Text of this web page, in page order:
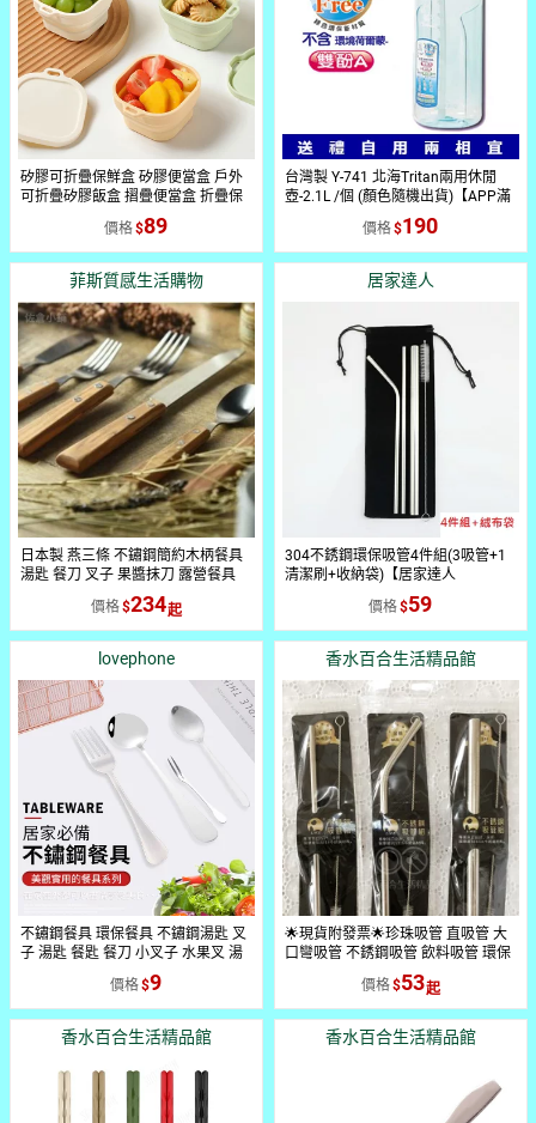
矽膠可折疊保鮮盒 矽膠便當盒 戶外
可折疊矽膠飯盒 摺疊便當盒 折疊保
鮮盒 矽膠摺疊碗 微波便當盒 便當盒
價格 89
台灣製 Y-741 北海Tritan兩用休閒
壺-2.1L /個 (顏色隨機出貨)【APP滿
額下單10%點數(單一帳號最高1500
點)】8/31止價格 190
菲斯質感生活購物
日本製 燕三條 不鏽鋼簡約木柄餐具
湯匙 餐刀 叉子 果醬抹刀 露營餐具
質感餐具 簡約 工業風 - 日本製 不鏽
鋼 不銹鋼 餐具 湯匙 叉子 餐刀 刀子
抹刀 果醬抹刀 廚房用品 露營餐具 環
保餐具 木柄 燕三條 日本進口 日本
代購 日本代購
價格 234
居家達人
304不銹鋼環保吸管4件組(3吸管+1
清潔刷+收納袋)【居家達人
價格 59
lovephone
不鏽鋼餐具 環保餐具 不鏽鋼湯匙 叉
子 湯匙 餐匙 餐刀 小叉子 水果叉 湯
勺 餐具 不鏽鋼小叉子 【A4037】
價格 9
香水百合生活精品館
🌟現貨附發票🌟珍珠吸管 直吸管 大
口彎吸管 不銹鋼吸管 飲料吸管 環保
吸管 吸管清潔刷 吸管清潔組 316不
價格 53
香水百合生活精品館 香水百合生活精品館